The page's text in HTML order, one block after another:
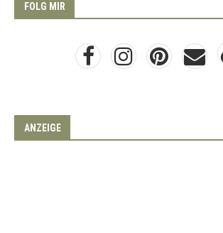
FOLG MIR
ANZEIGE